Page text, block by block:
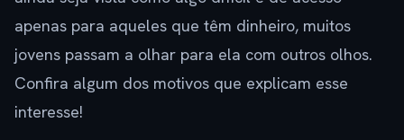
apenas para aqueles que têm dinheiro, muitos
jovens passam a olhar para ela com outros olhos.
Confira algum dos motivos que explicam esse
interesse!